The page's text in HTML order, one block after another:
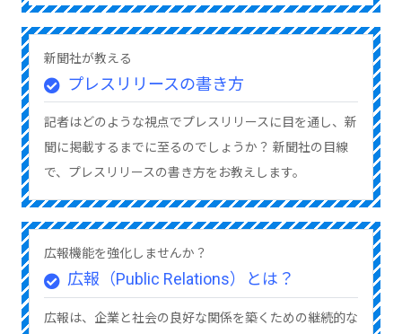
新聞社が教える
プレスリリースの書き方
記者はどのような視点でプレスリリースに目を通し、新
聞に掲載するまでに至るのでしょうか？ 新聞社の目線
で、プレスリリースの書き方をお教えします。
広報機能を強化しませんか？
広報（Public Relations）とは？
広報は、企業と社会の良好な関係を築くための継続的な